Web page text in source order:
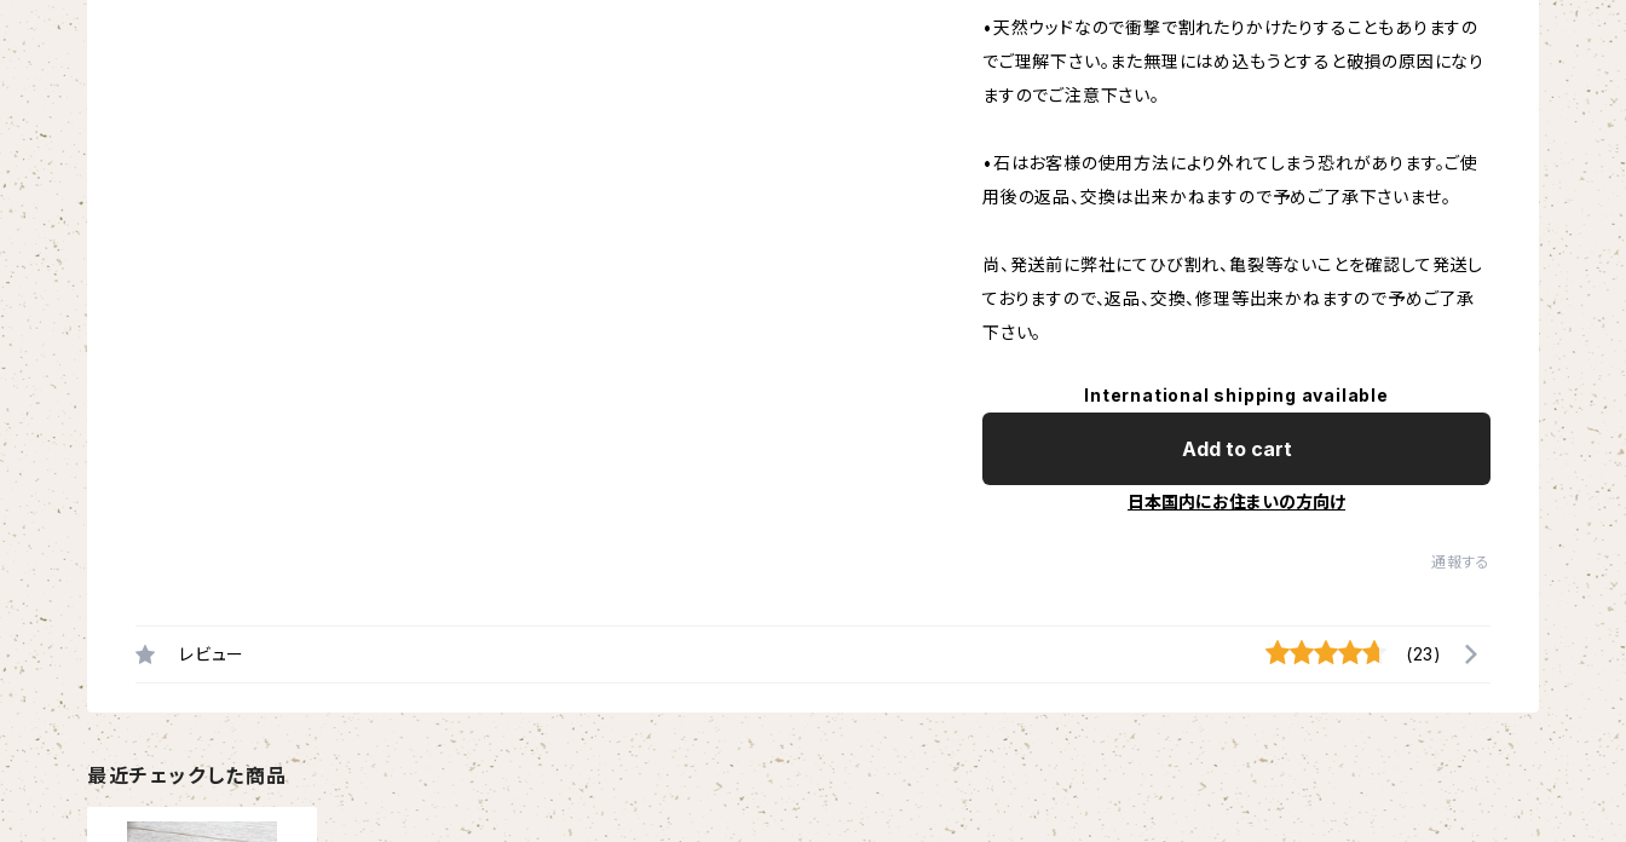
•天然ウッドなので衝撃で割れたりかけたりすることもありますの
でご理解下さい。また無理にはめ込もうとすると破損の原因になり
ますのでご注意下さい。
•石はお客様の使用方法により外れてしまう恐れがあります。ご使
用後の返品、交換は出来かねますので予めご了承下さいませ。
尚、発送前に弊社にてひび割れ、亀裂等ないことを確認して発送し
ておりますので、返品、交換、修理等出来かねますので予めご了承
下さい。
International shipping available
Add to cart
日本国内にお住まいの方向け
通報する
レビュー (23)
最近チェックした商品